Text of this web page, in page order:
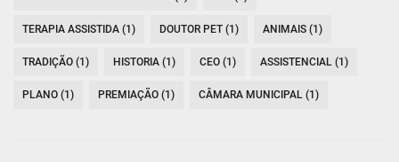
TERAPIA ASSISTIDA (1) DOUTOR PET (1) ANIMAIS (1)
TRADIÇÃO (1) HISTORIA (1) CEO (1) ASSISTENCIAL (1)
PLANO (1) PREMIAÇÃO (1) CÂMARA MUNICIPAL (1)